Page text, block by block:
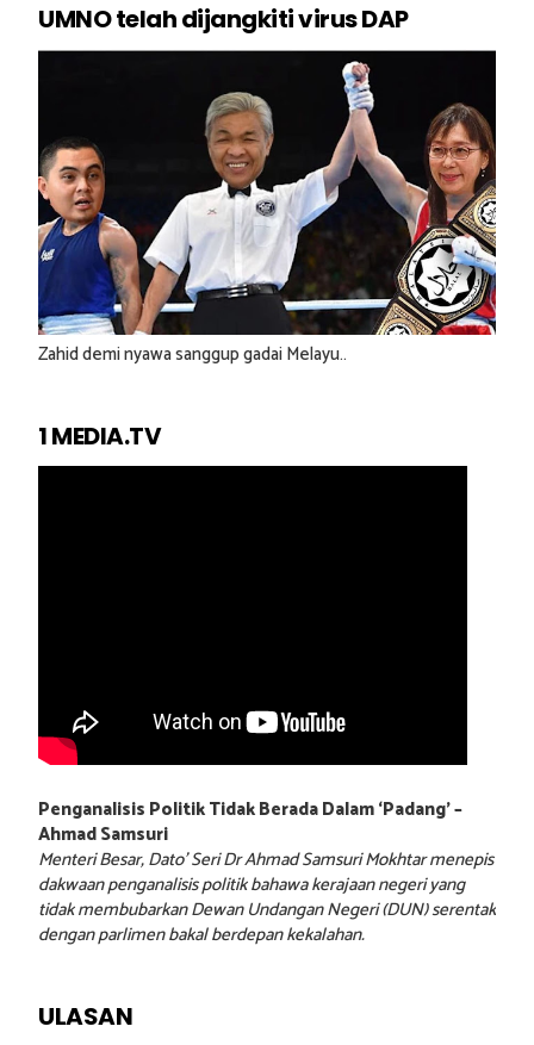
UMNO telah dijangkiti virus DAP
Zahid demi nyawa sanggup gadai Melayu..
1 MEDIA.TV
Penganalisis Politik Tidak Berada Dalam ‘Padang’ –
Ahmad Samsuri
Menteri Besar, Dato’ Seri Dr Ahmad Samsuri Mokhtar menepis
dakwaan penganalisis politik bahawa kerajaan negeri yang
tidak membubarkan Dewan Undangan Negeri (DUN) serentak
dengan parlimen bakal berdepan kekalahan.
ULASAN